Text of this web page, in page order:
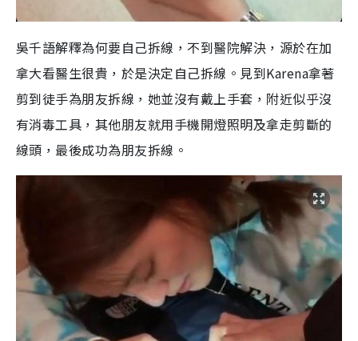
吳千語解釋為何要自己拆線，不到醫院解決，源於在加
拿大看醫生很貴，於是決定自己拆線。見到Karena拿著
剪到徒手為朋友拆線，她並沒有戴上手套，附近似乎沒
有消毒工具，其他朋友就用手機開燈照明及拿走剪斷的
線頭，最後成功為朋友拆線。